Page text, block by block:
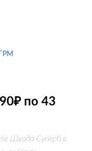
по 43
Шкода Суперб в